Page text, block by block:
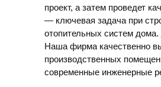
проект, а затем проведет
— ключевая задача при
отопительных систем
Наша фирма качественно
производственных
современные инженерные